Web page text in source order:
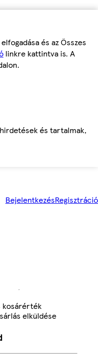
és az Összes
linkre kattintva is. A
és tartalmak,
BejelentkezésRegisztráció
kosárérték
kosárérték
elküldése